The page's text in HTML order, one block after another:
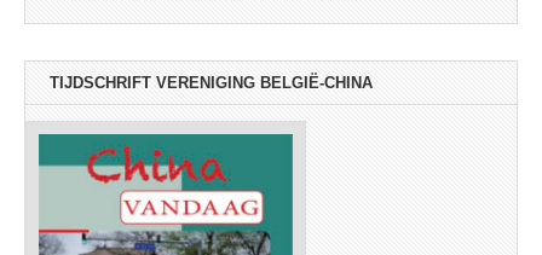
TIJDSCHRIFT VERENIGING BELGIË-CHINA